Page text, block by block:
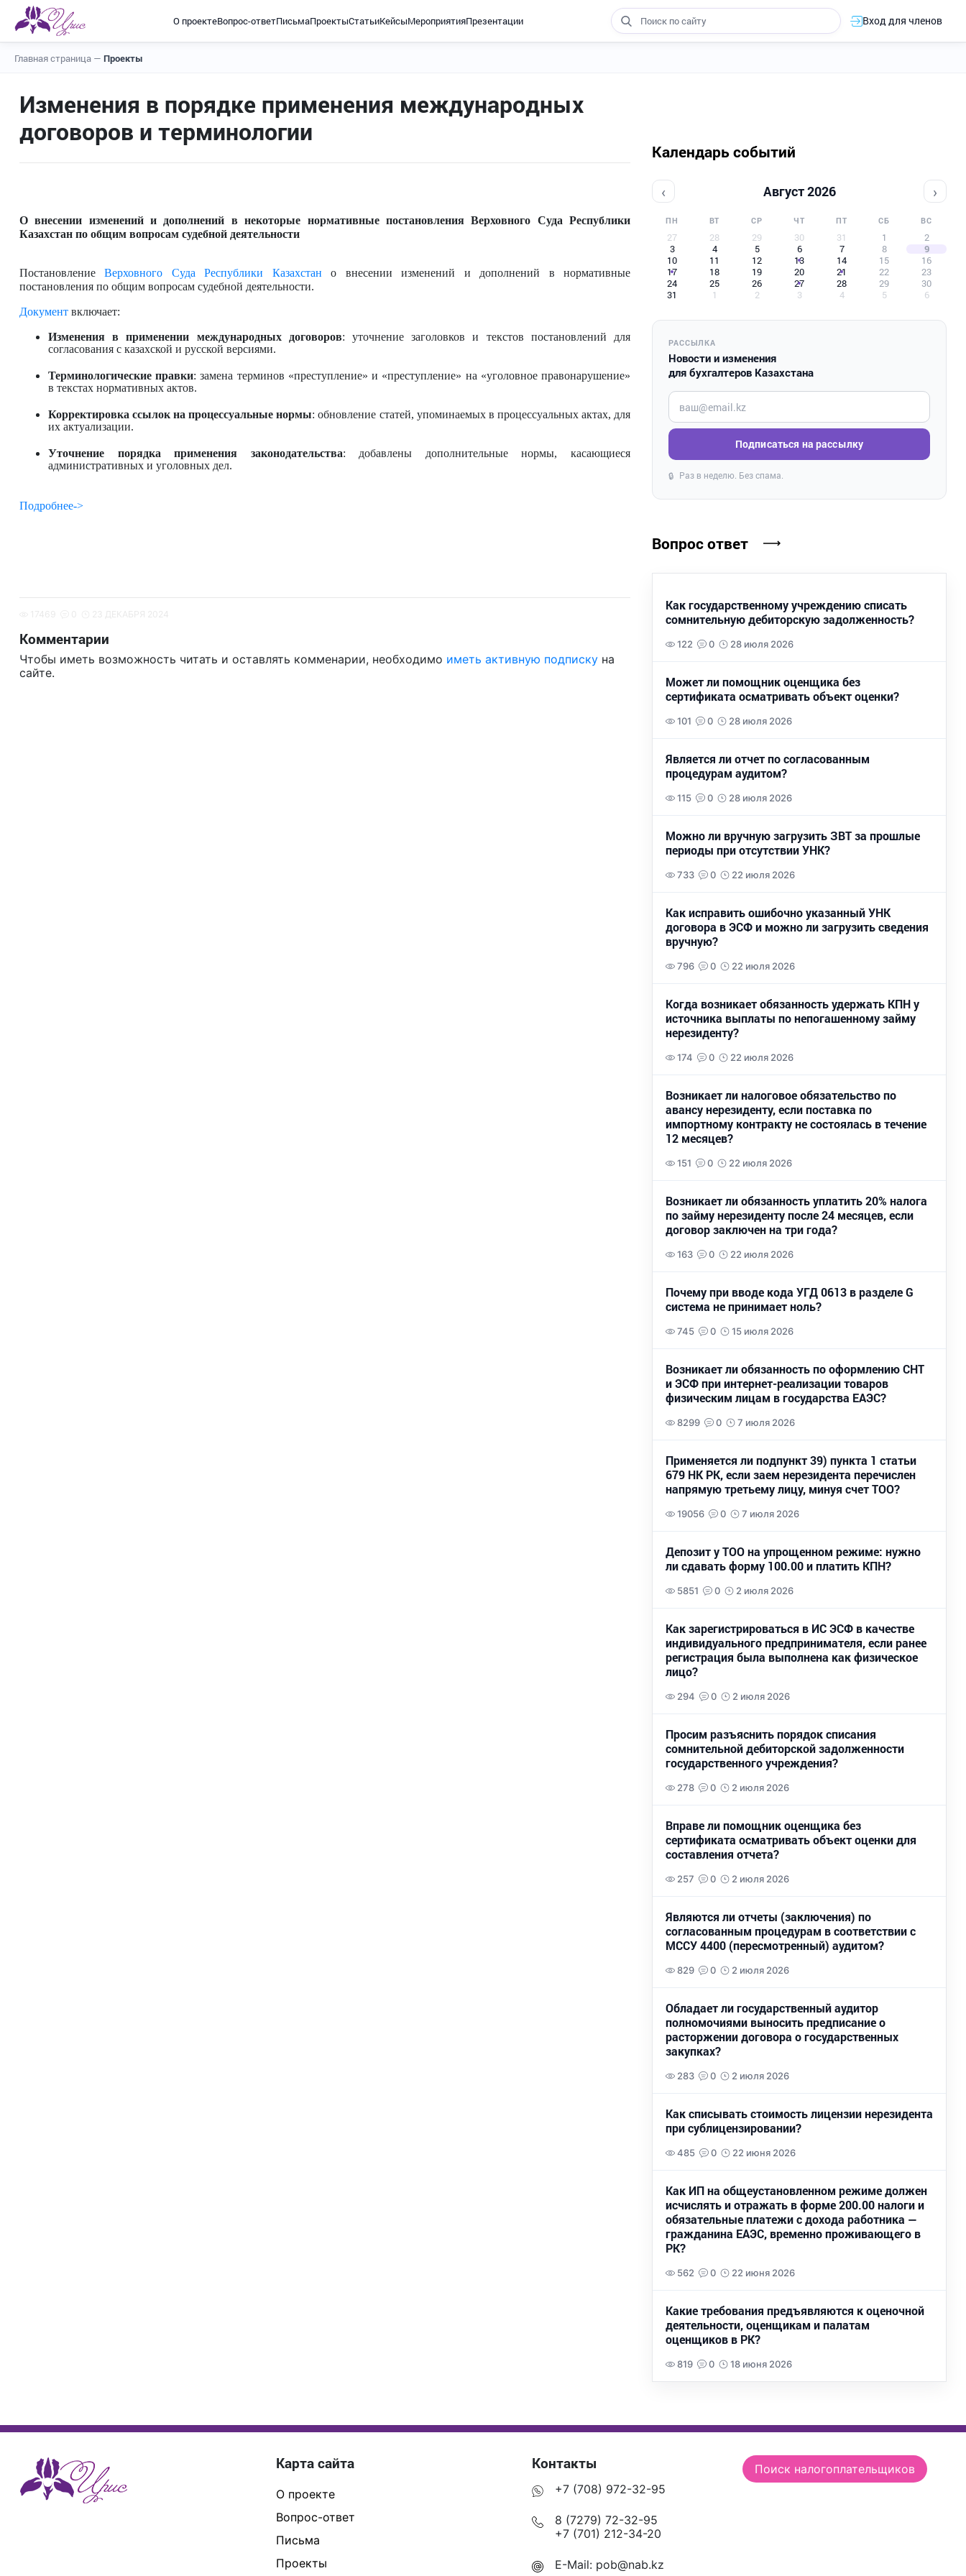
О проектеВопрос-ответПисьмаПроектыСтатьиКейсыМероприятияПрезентации Вход для членов
Главная страница — Проекты
Изменения в порядке применения международных
договоров и терминологии
О внесении изменений и дополнений в некоторые нормативные постановления Верховного Суда Республики
Казахстан по общим вопросам судебной деятельности
ПостановлениеВерховного Суда Республики Казахстан о внесении изменений и дополнений в нормативные
постановления по общим вопросам судебной деятельности.
Документ включает:
Изменения в применении международных договоров: уточнение заголовков и текстов постановлений для
согласования с казахской и русской версиями.
Терминологические правки: замена терминов «преступление» и «преступление» на «уголовное правонарушение»
в текстах нормативных актов.
Корректировка ссылок на процессуальные нормы: обновление статей, упоминаемых в процессуальных актах, для
их актуализации.
Уточнение порядка применения законодательства: добавлены дополнительные нормы, касающиеся
административных и уголовных дел.
Подробнее->
Комментарии
Чтобы иметь возможность читать и оставлять комменарии, необходимо иметь активную подписку на
сайте.
Календарь событий
‹ Август 2026 ›
ПН ВТ СР ЧТ ПТ СБ ВС
27 28 29 30 31 1
2
3
4 5 6 7 8
9
10
11 12 13 14 15
16
17
18 19 20 21 22
23
24
25 26 27 28 29
30
31
1 2 3 4 5 6
РАССЫЛКА
Новости и изменения
для бухгалтеров Казахстана
Введите ваш e-mail
Подписаться на рассылку
🔒 Раз в неделю. Без спама.
Вопрос ответ
Как государственному учреждению списать
сомнительную дебиторскую задолженность?
122 0 28 июля 2026
Может ли помощник оценщика без
сертификата осматривать объект оценки?
101 0 28 июля 2026
Является ли отчет по согласованным
процедурам аудитом?
115 0 28 июля 2026
Можно ли вручную загрузить ЗВТ за прошлые
периоды при отсутствии УНК?
733 0 22 июля 2026
Как исправить ошибочно указанный УНК
договора в ЭСФ и можно ли загрузить сведения
вручную?
796 0 22 июля 2026
Когда возникает обязанность удержать КПН у
источника выплаты по непогашенному займу
нерезиденту?
174 0 22 июля 2026
Возникает ли налоговое обязательство по
авансу нерезиденту, если поставка по
импортному контракту не состоялась в течение
12 месяцев?
151 0 22 июля 2026
Возникает ли обязанность уплатить 20% налога
по займу нерезиденту после 24 месяцев, если
договор заключен на три года?
163 0 22 июля 2026
Почему при вводе кода УГД 0613 в разделе G
система не принимает ноль?
745 0 15 июля 2026
Возникает ли обязанность по оформлению СНТ
и ЭСФ при интернет-реализации товаров
физическим лицам в государства ЕАЭС?
8299 0 7 июля 2026
Применяется ли подпункт 39) пункта 1 статьи
679 НК РК, если заем нерезидента перечислен
напрямую третьему лицу, минуя счет ТОО?
19056 0 7 июля 2026
Депозит у ТОО на упрощенном режиме: нужно
ли сдавать форму 100.00 и платить КПН?
5851 0 2 июля 2026
Как зарегистрироваться в ИС ЭСФ в качестве
индивидуального предпринимателя, если ранее
регистрация была выполнена как физическое
лицо?
294 0 2 июля 2026
Просим разъяснить порядок списания
сомнительной дебиторской задолженности
государственного учреждения?
278 0 2 июля 2026
Вправе ли помощник оценщика без
сертификата осматривать объект оценки для
составления отчета?
257 0 2 июля 2026
Являются ли отчеты (заключения) по
согласованным процедурам в соответствии с
МССУ 4400 (пересмотренный) аудитом?
829 0 2 июля 2026
Обладает ли государственный аудитор
полномочиями выносить предписание о
расторжении договора о государственных
закупках?
283 0 2 июля 2026
Как списывать стоимость лицензии нерезидента
при сублицензировании?
485 0 22 июня 2026
Как ИП на общеустановленном режиме должен
исчислять и отражать в форме 200.00 налоги и
обязательные платежи с дохода работника —
гражданина ЕАЭС, временно проживающего в
РК?
562 0 22 июня 2026
Какие требования предъявляются к оценочной
деятельности, оценщикам и палатам
оценщиков в РК?
819 0 18 июня 2026
Карта сайта
О проекте
Вопрос-ответ
Письма
Проекты
Контакты
+7 (708) 972-32-95
8 (7279) 72-32-95
+7 (701) 212-34-20
E-Mail: pob@nab.kz
Поиск налогоплательщиков